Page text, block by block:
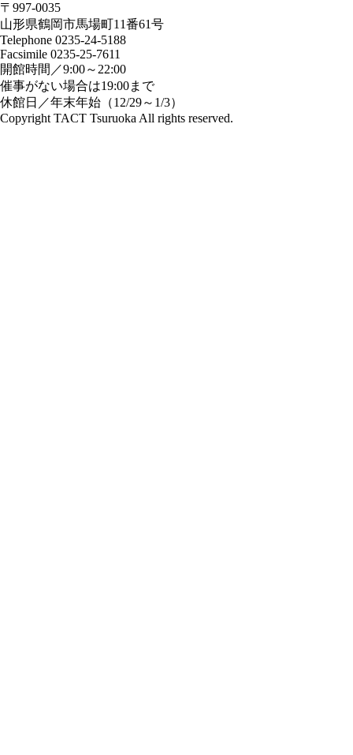
〒997-0035
山形県鶴岡市馬場町11番61号
Telephone 0235-24-5188
Facsimile 0235-25-7611
開館時間／9:00～22:00
催事がない場合は19:00まで
休館日／年末年始（12/29～1/3）
Copyright TACT Tsuruoka All rights reserved.